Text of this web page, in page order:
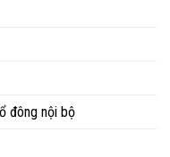
đông nội bộ